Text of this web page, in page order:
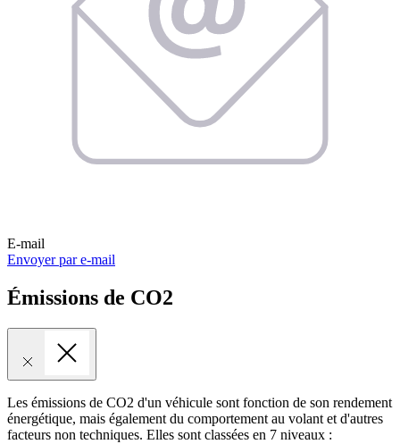
E-mail
Envoyer par e-mail
Émissions de CO2
Les émissions de CO2 d'un véhicule sont fonction de son rendement
énergétique, mais également du comportement au volant et d'autres
facteurs non techniques. Elles sont classées en 7 niveaux :